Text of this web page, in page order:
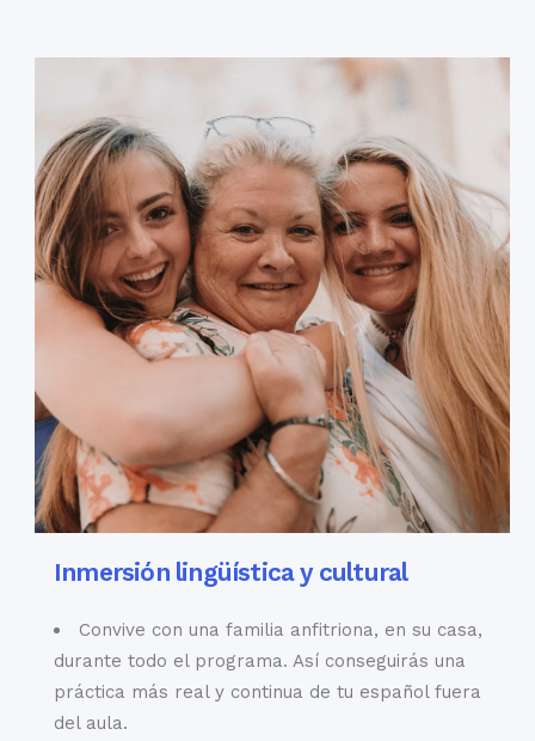
Inmersión lingüística y cultural
Convive con una familia anfitriona, en su casa,
durante todo el programa. Así conseguirás una
práctica más real y continua de tu español fuera
del aula.